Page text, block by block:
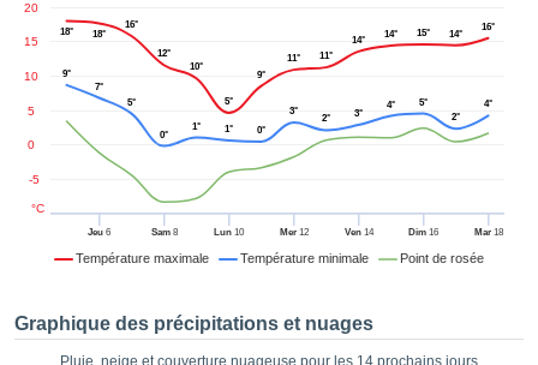
des
Vous
les
:
Température maximale Température minimale Point de rosée
Jeu 6 Sam8 Lun 10 Mer12 Ven14 Dim 16 Mar18
-5
0
5
10
15
20
°C
18° 18°
16°
12°
10°
5°
9°
11° 11°
14°
14° 15° 14°
16°
9°
7°
5°
0°
1° 1° 0°
3°
2° 3°
4°
5°
2°
4°
Graphique des précipitations et nuages
Pluie, neige et couverture nuageuse pour les 14 prochains jours